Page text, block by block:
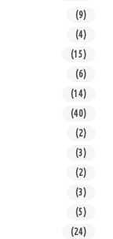
(9)
(4)
(15)
(6)
(14)
(40)
(2)
(3)
(2)
(3)
(5)
(24)